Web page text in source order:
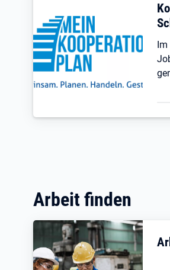
Im
Arbeit finden